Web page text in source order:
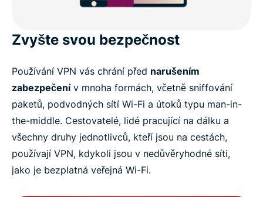
Zvyšte svou bezpečnost
Používání VPN vás chrání před narušením
zabezpečenív mnoha formách, včetně sniffování
paketů, podvodných sítí Wi-Fi a útoků typu man-in-
the-middle. Cestovatelé, lidé pracující na dálku a
všechny druhy jednotlivců, kteří jsou na cestách,
používají VPN, kdykoli jsou v nedůvěryhodné síti,
jako je bezplatná veřejná Wi-Fi.